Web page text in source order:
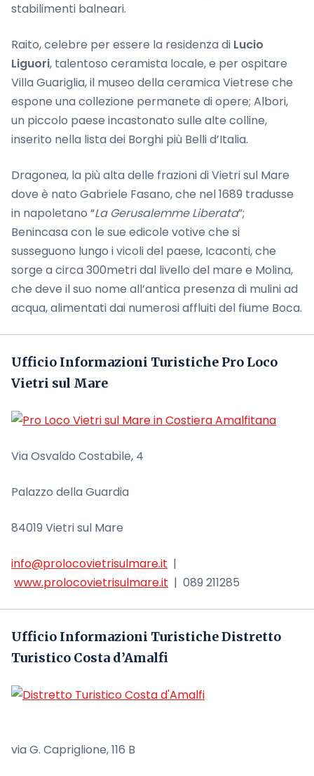
stabilimenti balneari.
Raito, celebre per essere la residenza di Lucio
Liguori, talentoso ceramista locale, e per ospitare
Villa Guariglia, il museo della ceramica Vietrese che
espone una collezione permanete di opere; Albori,
un piccolo paese incastonato sulle alte colline,
inserito nella lista dei Borghi più Belli d’Italia.
Dragonea, la più alta delle frazioni di Vietri sul Mare
dove è nato Gabriele Fasano, che nel 1689 tradusse
in napoletano “La Gerusalemme Liberata”;
Benincasa con le sue edicole votive che si
susseguono lungo i vicoli del paese, Icaconti, che
sorge a circa 300metri dal livello del mare e Molina,
che deve il suo nome all’antica presenza di mulini ad
acqua, alimentati dai numerosi affluiti del fiume Boca.
Ufficio Informazioni Turistiche Pro Loco
Vietri sul Mare
Via Osvaldo Costabile, 4
Palazzo della Guardia
84019 Vietri sul Mare
info@prolocovietrisulmare.it |
www.prolocovietrisulmare.it | 089 211285
Ufficio Informazioni Turistiche Distretto
Turistico Costa d’Amalfi
via G. Capriglione, 116 B